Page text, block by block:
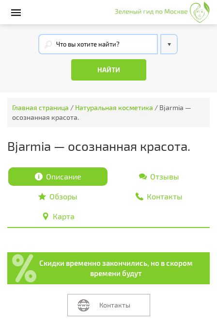
Главная страница / Натуральная косметика / Bjarmia —
осознанная красота.
Bjarmia — осознанная красота.
Описание Отзывы
Обзоры Контакты
Карта
Скидки временно закончились, но в скором
времени будут
Контакты